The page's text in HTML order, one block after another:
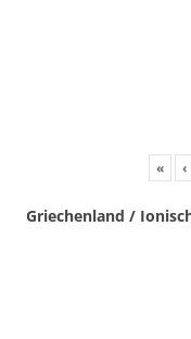
« ‹
Griechenland /